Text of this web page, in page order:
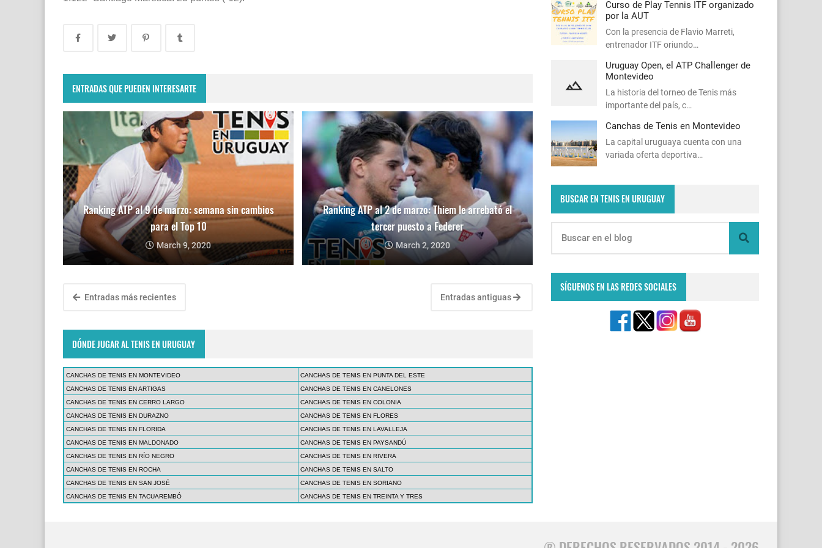
ENTRADAS QUE PUEDEN INTERESARTE
Ranking ATP al 9 de marzo: semana sin cambios
para el Top 10
March 9, 2020
Ranking ATP al 2 de marzo: Thiem le arrebató el
tercer puesto a Federer
March 2, 2020
Entradas más recientes Entradas antiguas
DÓNDE JUGAR AL TENIS EN URUGUAY
CANCHAS DE TENIS EN MONTEVIDEO
CANCHAS DE TENIS EN PUNTA DEL ESTE
CANCHAS DE TENIS EN ARTIGAS
CANCHAS DE TENIS EN CANELONES
CANCHAS DE TENIS EN CERRO LARGO
CANCHAS DE TENIS EN COLONIA
CANCHAS DE TENIS EN DURAZNO
CANCHAS DE TENIS EN FLORES
CANCHAS DE TENIS EN FLORIDA
CANCHAS DE TENIS EN LAVALLEJA
CANCHAS DE TENIS EN MALDONADO
CANCHAS DE TENIS EN PAYSANDÚ
CANCHAS DE TENIS EN RÍO NEGRO
CANCHAS DE TENIS EN RIVERA
CANCHAS DE TENIS EN ROCHA
CANCHAS DE TENIS EN SALTO
CANCHAS DE TENIS EN SAN JOSÉ
CANCHAS DE TENIS EN SORIANO
CANCHAS DE TENIS EN TACUAREMBÓ
CANCHAS DE TENIS EN TREINTA Y TRES
Curso de Play Tennis ITF organizado
por la AUT
Con la presencia de Flavio Marreti,
entrenador ITF oriundo…
Uruguay Open, el ATP Challenger de
Montevideo
La historia del torneo de Tenis más
importante del país, c…
Canchas de Tenis en Montevideo
La capital uruguaya cuenta con una
variada oferta deportiva…
BUSCAR EN TENIS EN URUGUAY
SÍGUENOS EN LAS REDES SOCIALES